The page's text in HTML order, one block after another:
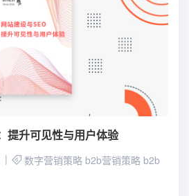
提升可见性与用户体验
数字营销策略 b2b营销策略 b2b